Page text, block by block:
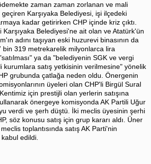
zaman zaman zorlanan ve mali
geçiren Karşıyaka Belediyesi, işi ilçedeki
kadar getirirken CHP içinde kriz çıktı.
Belediyesi'ne ait olan ve Atatürk'ün
adını taşıyan eski huzurevi binasının da
bin 319 metrekarelik milyonlarca lira
ya da "belediyenin SGK ve vergi
kurumlara satış yetkisinin verilmesine" yönelik
grubunda çatlağa neden oldu. Önergenin
üyeleri olan CHP'li Birgül Sural
için prestijli olan yerlerin satışına
önergeye komisyonda AK Partili Uğur
verdi ve şerh düştü. İki meclis üyesinin şerhi
söz konusu satış için grup kararı aldı. Üner
toplantısında satış AK Parti'nin
edildi.